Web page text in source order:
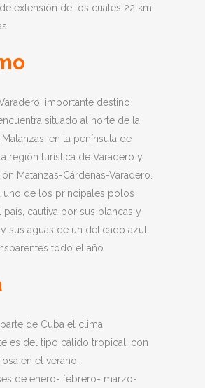
extensión de los cuales 22 km
importante destino
situado al norte de la
en la península de
región turística de Varadero y
Matanzas-Cárdenas-Varadero.
uno de los principales polos
cautiva por sus blancas y
sus aguas de un delicado azul,
todo el año
de Cuba el clima
es del tipo cálido tropical, con
en el verano.
de enero- febrero- marzo-